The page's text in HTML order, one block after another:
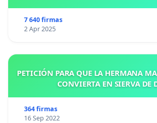
7 640 firmas
2 Apr 2025
PETICIÓN PARA QUE LA HERMANA
CONVIERTA EN SIERVA DE
364 firmas
16 Sep 2022